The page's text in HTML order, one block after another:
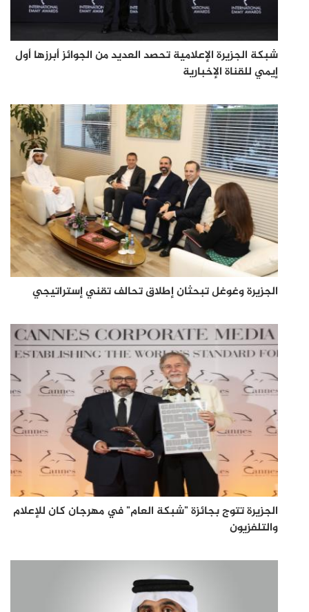
شبكة الجزيرة الإعلامية تحصد العديد من الجوائز أبرزها أول
إيمي للقناة الإخبارية
الجزيرة وغوغل تبحثان إطلاق تحالف تقني إستراتيجي
الجزيرة تتوج بجائزة "شبكة العام" في مهرجان كان للإعلام
والتلفزيون